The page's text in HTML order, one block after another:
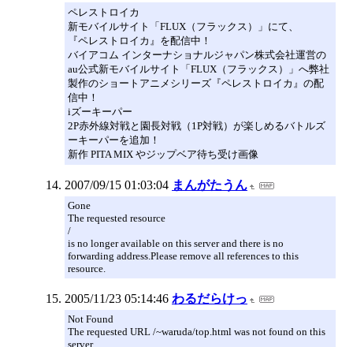
ペレストロイカ
新モバイルサイト「FLUX（フラックス）」にて、
『ペレストロイカ』を配信中！
バイアコム インターナショナルジャパン株式会社運営の
au公式新モバイルサイト「FLUX（フラックス）」へ弊社
製作のショートアニメシリーズ『ペレストロイカ』の配
信中！
iズーキーパー
2P赤外線対戦と園長対戦（1P対戦）が楽しめるバトルズ
ーキーパーを追加！
新作 PITA MIX やジップベア待ち受け画像
2007/09/15 01:03:04 まんがたうん
Gone
The requested resource
/
is no longer available on this server and there is no
forwarding address.Please remove all references to this
resource.
2005/11/23 05:14:46 わるだらけっ
Not Found
The requested URL /~waruda/top.html was not found on this
server.